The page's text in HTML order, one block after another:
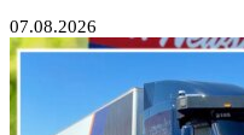
07.08.2026